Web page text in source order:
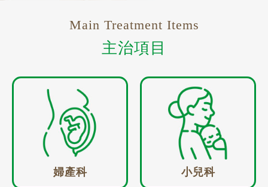
Main Treatment Items
主治項目
婦產科 小兒科